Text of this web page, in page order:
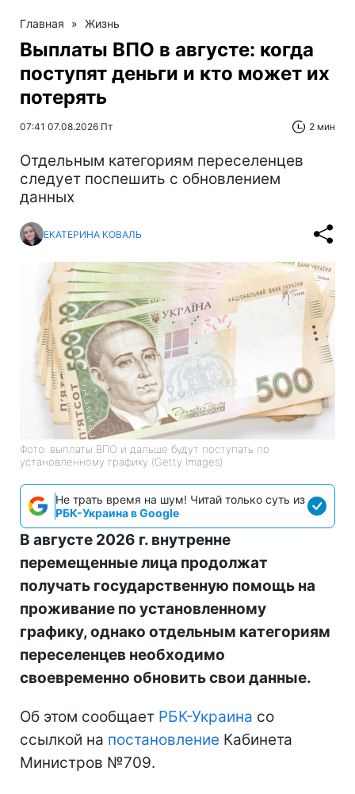
Главная » Жизнь
Выплаты ВПО в августе: когда
поступят деньги и кто может их
потерять
07:41 07.08.2026 Пт 2 мин
Отдельным категориям переселенцев
следует поспешить с обновлением
данных
ЕКАТЕРИНА КОВАЛЬ
Фото: выплаты ВПО и дальше будут поступать по
установленному графику (Getty Images)
Не трать время на шум! Читай только суть из
РБК-Украина в Google
В августе 2026 г. внутренне
перемещенные лица продолжат
получать государственную помощь на
проживание по установленному
графику, однако отдельным категориям
переселенцев необходимо
своевременно обновить свои данные.
Об этом сообщает РБК-Украина со
ссылкой на постановление Кабинета
Министров №709.